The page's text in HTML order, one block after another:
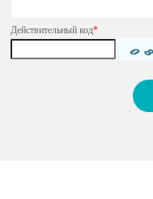
Действительный код*